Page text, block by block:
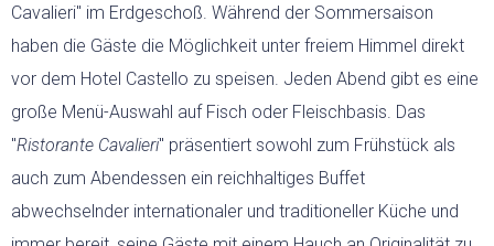
Cavalieri" im Erdgeschoß. Während der Sommersaison
haben die Gäste die Möglichkeit unter freiem Himmel direkt
vor dem Hotel Castello zu speisen. Jeden Abend gibt es eine
große Menü-Auswahl auf Fisch oder Fleischbasis. Das
"Ristorante Cavalieri" präsentiert sowohl zum Frühstück als
auch zum Abendessen ein reichhaltiges Buffet
abwechselnder internationaler und traditioneller Küche und